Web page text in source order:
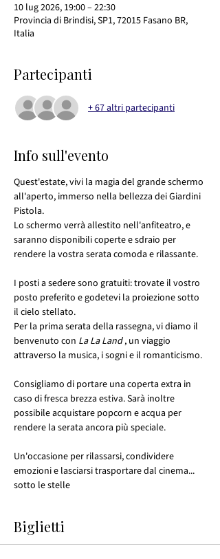
10 lug 2026, 19:00 – 22:30
Provincia di Brindisi, SP1, 72015 Fasano BR,
Italia
Partecipanti
+ 67 altri partecipanti
Info sull'evento
Quest'estate, vivi la magia del grande schermo
all'aperto, immerso nella bellezza dei Giardini
Pistola.
Lo schermo verrà allestito nell'anfiteatro, e
saranno disponibili coperte e sdraio per
rendere la vostra serata comoda e rilassante.
I posti a sedere sono gratuiti: trovate il vostro
posto preferito e godetevi la proiezione sotto
il cielo stellato.
Per la prima serata della rassegna, vi diamo il
benvenuto con La La Land , un viaggio
attraverso la musica, i sogni e il romanticismo.
Consigliamo di portare una coperta extra in
caso di fresca brezza estiva. Sarà inoltre
possibile acquistare popcorn e acqua per
rendere la serata ancora più speciale.
Un'occasione per rilassarsi, condividere
emozioni e lasciarsi trasportare dal cinema...
sotto le stelle
Biglietti